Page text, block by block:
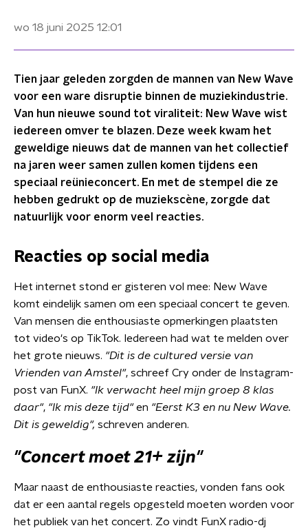
wo 18 juni 2025 12:01
Tien jaar geleden zorgden de mannen van New Wave
voor een ware disruptie binnen de muziekindustrie.
Van hun nieuwe sound tot viraliteit: New Wave wist
iedereen omver te blazen. Deze week kwam het
geweldige nieuws dat de mannen van het collectief
na jaren weer samen zullen komen tijdens een
speciaal reünieconcert. En met de stempel die ze
hebben gedrukt op de muziekscène, zorgde dat
natuurlijk voor enorm veel reacties.
Reacties op social media
Het internet stond er gisteren vol mee: New Wave
komt eindelijk samen om een speciaal concert te geven.
Van mensen die enthousiaste opmerkingen plaatsten
tot video's op TikTok. Iedereen had wat te melden over
het grote nieuws. "Dit is de cultured versie van
Vrienden van Amstel", schreef Cry onder de Instagram-
post van FunX. "Ik verwacht heel mijn groep 8 klas
daar", "Ik mis deze tijd"en "Eerst K3 en nu New Wave.
Dit is geweldig", schreven anderen.
"Concert moet 21+ zijn"
Maar naast de enthousiaste reacties, vonden fans ook
dat er een aantal regels opgesteld moeten worden voor
het publiek van het concert. Zo vindt FunX radio-dj